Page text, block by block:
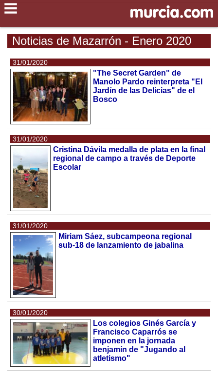
Noticias de Mazarrón - Enero 2020
31/01/2020
"The Secret Garden" de
Manolo Pardo reinterpreta "El
Jardín de las Delicias" de el
Bosco
31/01/2020
Cristina Dávila medalla de plata en la final
regional de campo a través de Deporte
Escolar
31/01/2020
Miriam Sáez, subcampeona regional
sub-18 de lanzamiento de jabalina
30/01/2020
Los colegios Ginés García y
Francisco Caparrós se
imponen en la jornada
benjamín de "Jugando al
atletismo"